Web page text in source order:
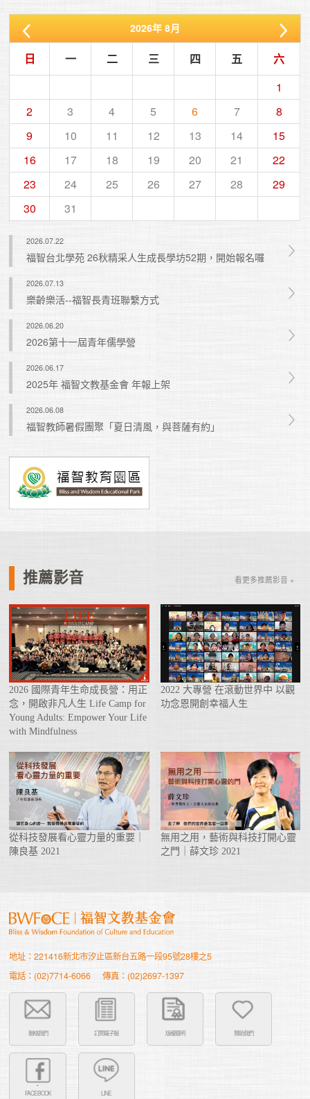
2026年 8月
日 一 二 三 四 五
六
1
2
3 4 5 6 7
8
9
10 11 12 13 14
15
16
17 18 19 20 21
22
23
24 25 26 27 28
29
30
31
2026.07.22
福智台北學苑 26秋精采人生成長學坊52期，開始報名囉
2026.07.13
樂齡樂活--福智長青班聯繫方式
2026.06.20
2026第十一屆青年儒學營
2026.06.17
2025年 福智文教基金會 年報上架
2026.06.08
福智教師暑假團聚「夏日清風，與菩薩有約」
推薦影音 看更多推薦影音 +
2026 國際青年生命成長營：用正
念，開啟非凡人生 Life Camp for
Young Adults: Empower Your Life
with Mindfulness
2022 大專營 在滾動世界中 以觀
功念恩開創幸福人生
從科技發展看心靈力量的重要｜
陳良基 2021
無用之用，藝術與科技打開心靈
之門｜薛文珍 2021
地址：221416新北市汐止區新台五路一段95號28樓之5
電話：(02)7714-6066
傳真：(02)2697-1397
聯絡我們 訂閱電子報 版權聲明 贊助我們
FACEBOOK LINE